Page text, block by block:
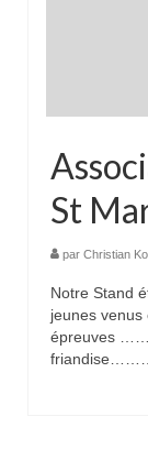
St
par Christian
Notre Stand
jeunes
épreuves